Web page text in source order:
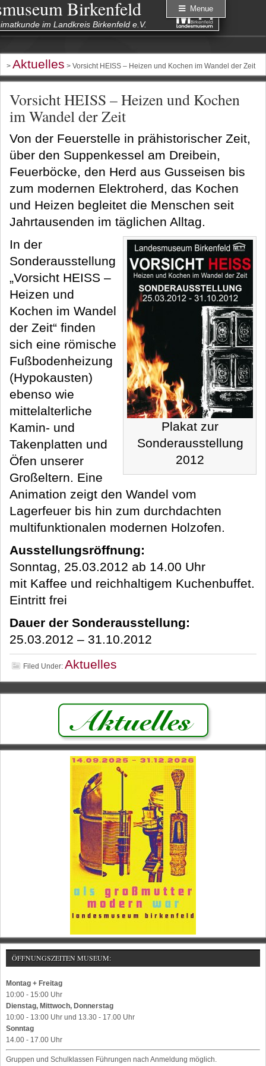
Birkenfeld
im Landkreis Birkenfeld e.V.
> Aktuelles > Vorsicht HEISS – Heizen und Kochen im Wandel der Zeit
Vorsicht HEISS – Heizen und Kochen
im Wandel der Zeit
Von der Feuerstelle in prähistorischer Zeit,
über den Suppenkessel am Dreibein,
Feuerböcke, den Herd aus Gusseisen bis
zum modernen Elektroherd, das Kochen
und Heizen begleitet die Menschen seit
Jahrtausenden im täglichen Alltag.
Plakat zur
Sonderausstellung
2012
In der
Sonderausstellung
„Vorsicht HEISS –
Heizen und
Kochen im Wandel
der Zeit“ finden
sich eine römische
Fußbodenheizung
(Hypokausten)
ebenso wie
mittelalterliche
Kamin- und
Takenplatten und
Öfen unserer
Großeltern. Eine
Animation zeigt den Wandel vom
Lagerfeuer bis hin zum durchdachten
multifunktionalen modernen Holzofen.
Ausstellungsröffnung:
Sonntag, 25.03.2012 ab 14.00 Uhr
mit Kaffee und reichhaltigem Kuchenbuffet.
Eintritt frei
Dauer der Sonderausstellung:
25.03.2012 – 31.10.2012
Filed Under: Aktuelles
Menue
ÖFFNUNGSZEITEN MUSEUM:
Montag + Freitag
10:00 - 15:00 Uhr
Dienstag, Mittwoch, Donnerstag
10:00 - 13:00 Uhr und 13.30 - 17.00 Uhr
Sonntag
14.00 - 17.00 Uhr
Gruppen und Schulklassen Führungen nach Anmeldung möglich.